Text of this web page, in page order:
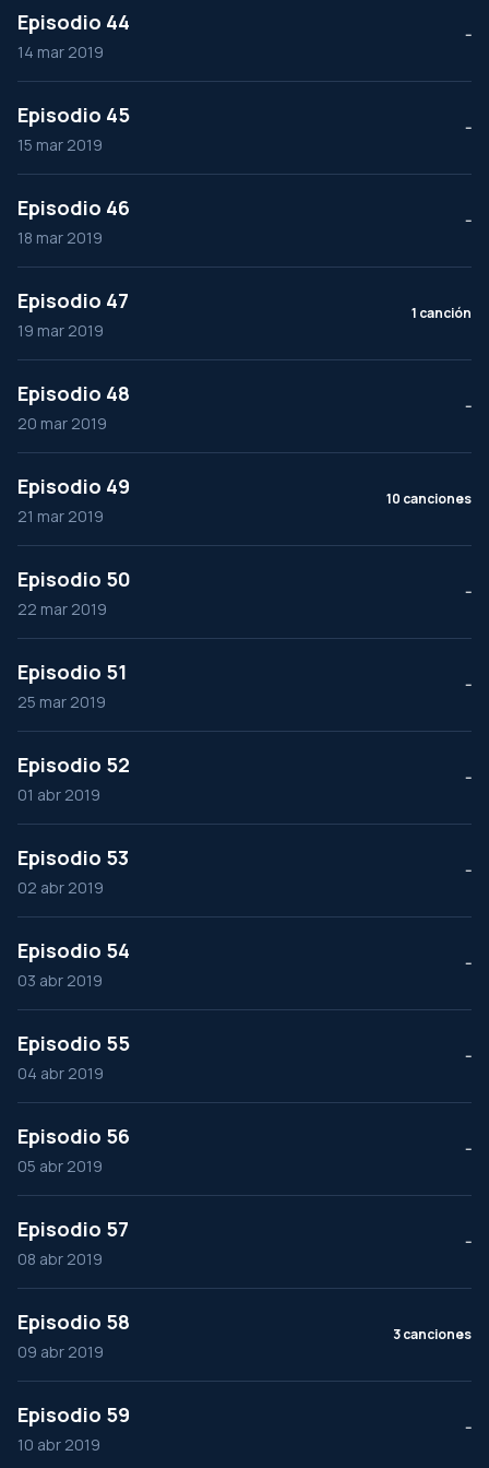
Episodio 44
14 mar 2019
--
Episodio 45
15 mar 2019
--
Episodio 46
18 mar 2019
--
Episodio 47
19 mar 2019
1 canción
Episodio 48
20 mar 2019
--
Episodio 49
21 mar 2019
10 canciones
Episodio 50
22 mar 2019
--
Episodio 51
25 mar 2019
--
Episodio 52
01 abr 2019
--
Episodio 53
02 abr 2019
--
Episodio 54
03 abr 2019
--
Episodio 55
04 abr 2019
--
Episodio 56
05 abr 2019
--
Episodio 57
08 abr 2019
--
Episodio 58
09 abr 2019
3 canciones
Episodio 59
10 abr 2019
--